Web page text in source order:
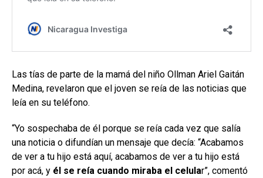
Las tías de parte de la mamá del niño Ollman Ariel Gaitán
Medina, revelaron que el joven se reía de las noticias que
leía en su teléfono.
“Yo sospechaba de él porque se reía cada vez que salía
una noticia o difundían un mensaje que decía: “Acabamos
de ver a tu hijo está aquí, acabamos de ver a tu hijo está
por acá, y él se reía cuando miraba el celular”, comentó